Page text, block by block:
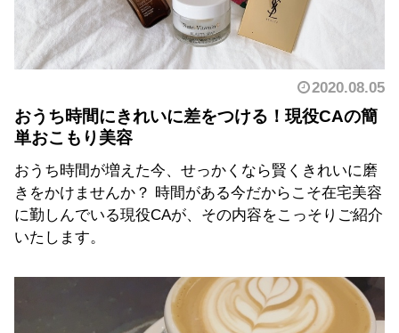
2020.08.05
おうち時間にきれいに差をつける！現役CAの簡
単おこもり美容
おうち時間が増えた今、せっかくなら賢くきれいに磨
きをかけませんか？ 時間がある今だからこそ在宅美容
に勤しんでいる現役CAが、その内容をこっそりご紹介
いたします。